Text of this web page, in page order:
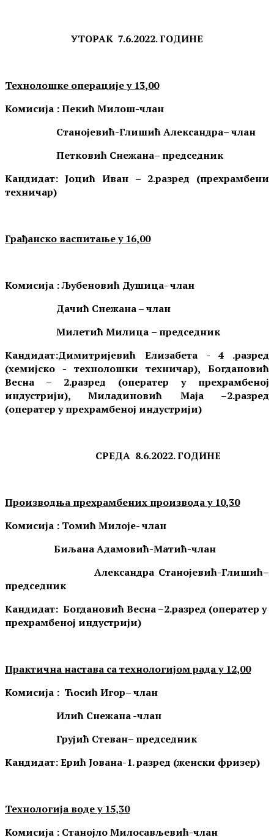
УТОРАК 7.6.2022. ГОДИНЕ
Технолошке операцијеу 13,00
Комисија :Пекић Милош-члан
Станојевић-Глишић Александра– члан
Петковић Снежана– председник
Кандидат: Јоцић Иван – 2.разред (прехрамбени
техничар)
Грађанско васпитањеу 16,00
Комисија :Љубеновић Душица- члан
Дачић Снежана – члан
МилетићМилица – председник
Кандидат:Димитријевић Елизабета - 4 .разред
(хемијско - технолошки техничар), Богдановић
Весна – 2.разред (оператер у прехрамбеној
индустрији), Миладиновић Маја –2.разред
(оператер у прехрамбеној индустрији)
СРЕДА 8.6.2022. ГОДИНЕ
Производња прехрамбених производау10,30
Комисија : Томић Милоје- члан
Биљана Адамовић-Матић-члан
Александра Станојевић-Глишић–
председник
Кандидат: Богдановић Весна –2.разред (оператер у
прехрамбеној индустрији)
Практична настава са технологијом рада у 12,00
Комисија : Ћосић Игор– члан
Илић Снежана -члан
Грујић Стеван– председник
Кандидат: Ерић Јована-1. разред (женски фризер)
Технологија водеу 15,30
Комисија : Станојло Милосављевић-члан